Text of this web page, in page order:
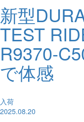
新型
TEST
R9370-
で体感
入荷
2025.08.20